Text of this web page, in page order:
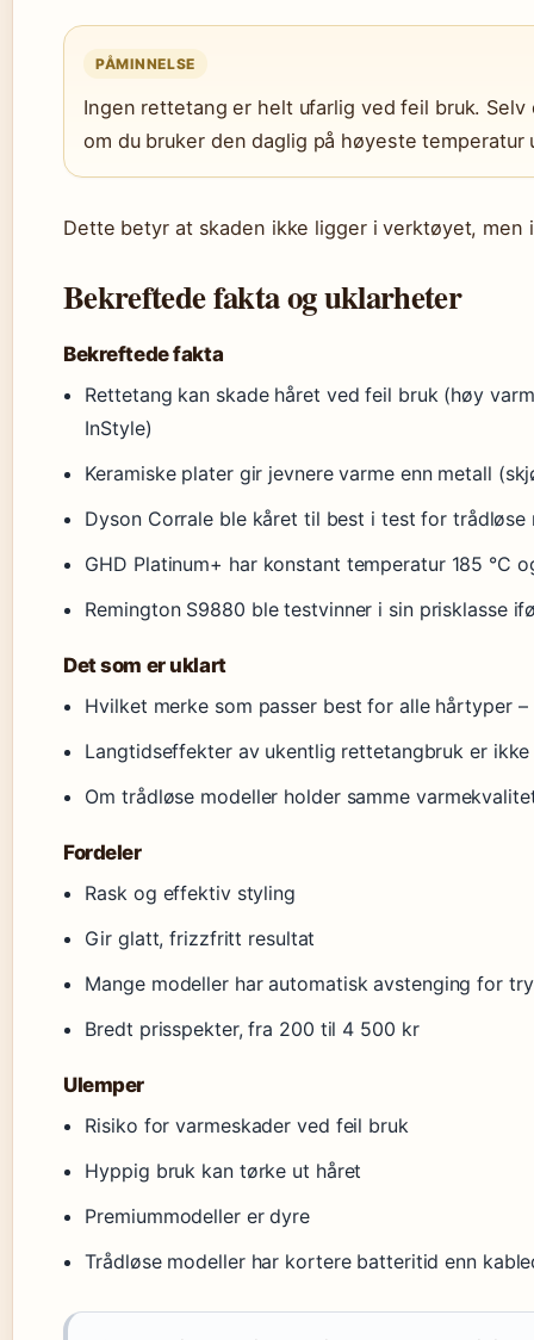
PÅMINNELSE
Ingen rettetang er helt ufarlig ved feil bruk.
om du bruker den daglig på høyeste
Dette betyr at skaden ikke ligger i verktøyet, men
Bekreftede fakta og uklarheter
Bekreftede fakta
Rettetang kan skade håret ved feil bruk (høy
InStyle)
Keramiske plater gir jevnere varme enn metall
Dyson Corrale ble kåret til best i test for
GHD Platinum+ har konstant temperatur 185 °C
Remington S9880 ble testvinner i sin prisklasse
Det som er uklart
Hvilket merke som passer best for alle hårtyper
Langtidseffekter av ukentlig rettetangbruk er
Om trådløse modeller holder samme
Fordeler
Rask og effektiv styling
Gir glatt, frizzfritt resultat
Mange modeller har automatisk avstenging for
Bredt prisspekter, fra 200 til 4 500 kr
Ulemper
Risiko for varmeskader ved feil bruk
Hyppig bruk kan tørke ut håret
Premiummodeller er dyre
Trådløse modeller har kortere batteritid enn